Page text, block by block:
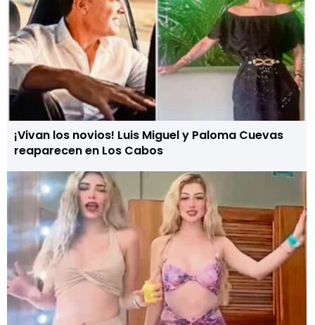
¡Vivan los novios! Luis Miguel y Paloma Cuevas
reaparecen en Los Cabos